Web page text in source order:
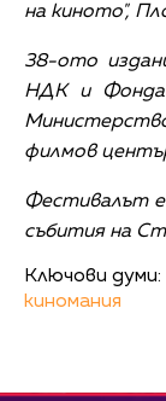
на киното",
38-ото
НДК и
филмов
Фестивалът
събития на
Ключови думи:
киномания